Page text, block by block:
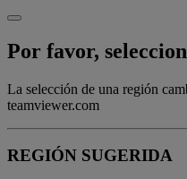
Por favor,
La selección de una región
teamviewer.com
REGIÓN SUGERIDA